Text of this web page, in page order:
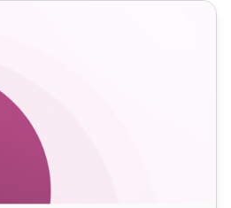
soft skills: Do's and dont's